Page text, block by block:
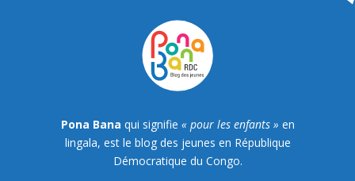
Pona Bana qui signifie « pour les enfants » en
lingala, est le blog des jeunes en République
Démocratique du Congo.